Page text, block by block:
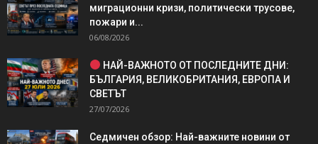
миграционни кризи, политически трусове,
пожари и...
06/08/2026
НАЙ-ВАЖНОТО ОТ ПОСЛЕДНИТЕ ДНИ:
БЪЛГАРИЯ, ВЕЛИКОБРИТАНИЯ, ЕВРОПА И
СВЕТЪТ
27/07/2026
Седмичен обзор: Най-важните новини от